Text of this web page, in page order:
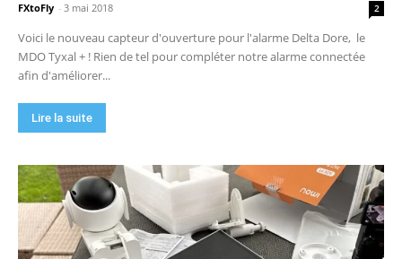
FXtoFly - 3 mai 2018 2
Voici le nouveau capteur d'ouverture pour l'alarme Delta Dore, le
MDO Tyxal + ! Rien de tel pour compléter notre alarme connectée
afin d'améliorer...
Lire la suite